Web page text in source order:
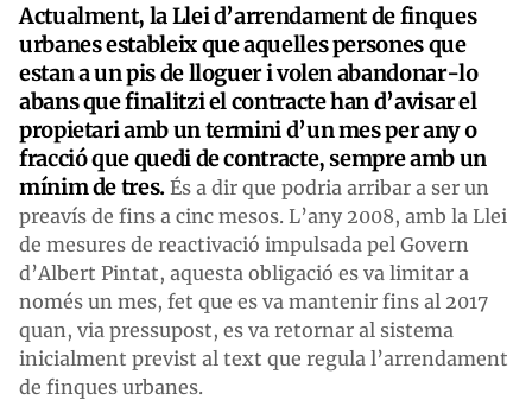
Actualment, la Llei d’arrendament de finques
urbanes estableix que aquelles persones que
estan a un pis de lloguer i volen abandonar-lo
abans que finalitzi el contracte han d’avisar el
propietari amb un termini d’un mes per any o
fracció que quedi de contracte, sempre amb un
mínim de tres. És a dir que podria arribar a ser un
preavís de fins a cinc mesos. L’any 2008, amb la Llei
de mesures de reactivació impulsada pel Govern
d’Albert Pintat, aquesta obligació es va limitar a
només un mes, fet que es va mantenir fins al 2017
quan, via pressupost, es va retornar al sistema
inicialment previst al text que regula l’arrendament
de finques urbanes.